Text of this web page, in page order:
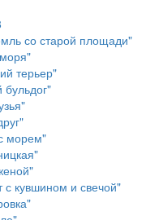
со старой площади"
терьер"
бульдог"
морем"
кувшином и свечой"